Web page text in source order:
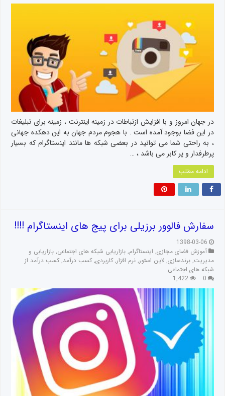
در جهان امروز و با افزایش ازتباطات در زمینه اینترنت ، زمینه برای تبلیغات
در این فضا بوجود آمده است . با هجوم مردم جهان به این دهکده جهانی
، به راحتی شما می توانید در بعضی شبکه ها مانند اینستاگرام که بسیار
پرطرفدار و پر کابر می باشد ، …
ادامه مطلب
سفارش فالوور برزیلی برای پیج های اینستاگرام !!!!
1398-03-06
آموزش فضای مجازی, اینستاگرام, بازاریابی شبکه های اجتماعی, بازاریابی و
مدیریت, برندسازی, لاین استور, نرم افزار, کاربردی, کسب درآمد, کسب درآمد از
شبکه های اجتماعی
0
1,422